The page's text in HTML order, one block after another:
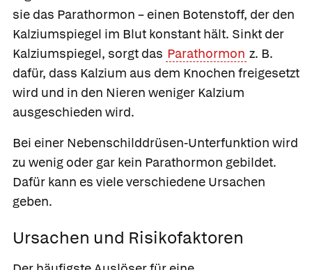
sie das Parathormon – einen Botenstoff, der den
Kalziumspiegel im Blut konstant hält. Sinkt der
Kalziumspiegel, sorgt das Parathormon z. B.
dafür, dass Kalzium aus dem Knochen freigesetzt
wird und in den Nieren weniger Kalzium
ausgeschieden wird.
Bei einer Nebenschilddrüsen-Unterfunktion wird
zu wenig oder gar kein Parathormon gebildet.
Dafür kann es viele verschiedene Ursachen
geben.
Ursachen und Risikofaktoren